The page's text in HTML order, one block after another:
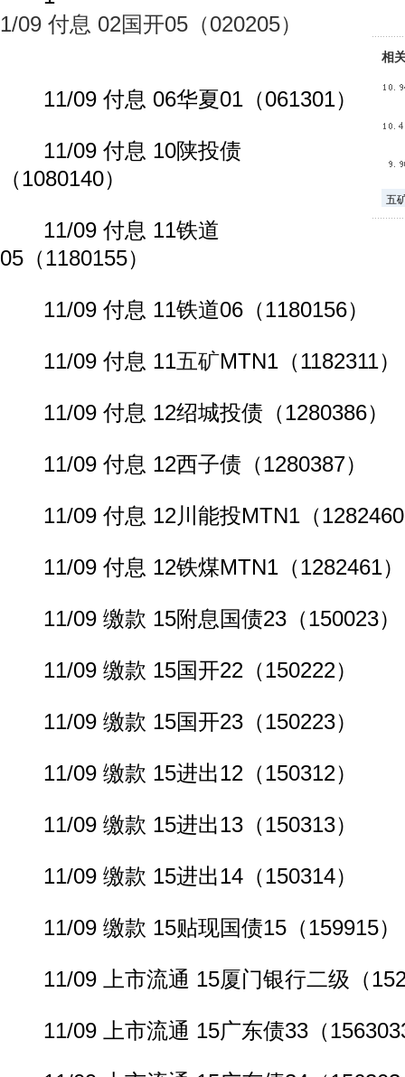
相
五
1/09 付息 02国开05（020205）
11/09 付息 06华夏01（061301）
11/09 付息 10陕投债
（1080140）
11/09 付息 11铁道
05（1180155）
11/09 付息 11铁道06（1180156）
11/09 付息 11五矿MTN1（1182311）
11/09 付息 12绍城投债（1280386）
11/09 付息 12西子债（1280387）
11/09 付息 12川能投MTN1（
11/09 付息 12铁煤MTN1（1282461）
11/09 缴款 15附息国债23（150023）
11/09 缴款 15国开22（150222）
11/09 缴款 15国开23（150223）
11/09 缴款 15进出12（150312）
11/09 缴款 15进出13（150313）
11/09 缴款 15进出14（150314）
11/09 缴款 15贴现国债15（159915）
11/09 上市流通 15厦门银行二级（
11/09 上市流通 15广东债33（